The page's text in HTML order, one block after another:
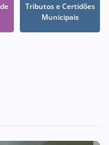
Tributos e Certidões
Municipais